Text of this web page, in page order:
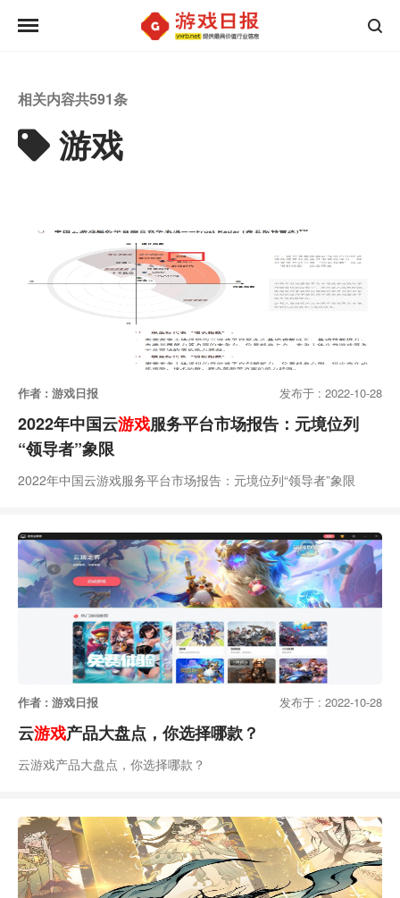
相关内容共591条
游戏
作者 : 游戏日报 发布于 : 2022-10-28
2022年中国云游戏服务平台市场报告：元境位列
“领导者”象限
2022年中国云游戏服务平台市场报告：元境位列“领导者”象限
作者 : 游戏日报 发布于 : 2022-10-28
云游戏产品大盘点，你选择哪款？
云游戏产品大盘点，你选择哪款？